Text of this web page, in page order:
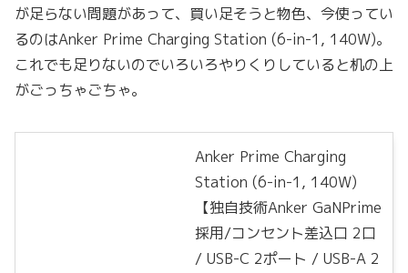
が足らない問題があって、買い足そうと物色、今使ってい
るのはAnker Prime Charging Station (6-in-1, 140W)。
これでも足りないのでいろいろやりくりしていると机の上
がごっちゃごちゃ。
Anker Prime Charging
Station (6-in-1, 140W)
【独自技術Anker GaNPrime
採用/コンセント差込口 2口
/ USB-C 2ポート / USB-A 2